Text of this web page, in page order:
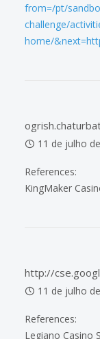
from=/pt/
challenge/
home/
11 de julho
References:
KingMaker
http://
11 de julho
References:
Legiano Casino